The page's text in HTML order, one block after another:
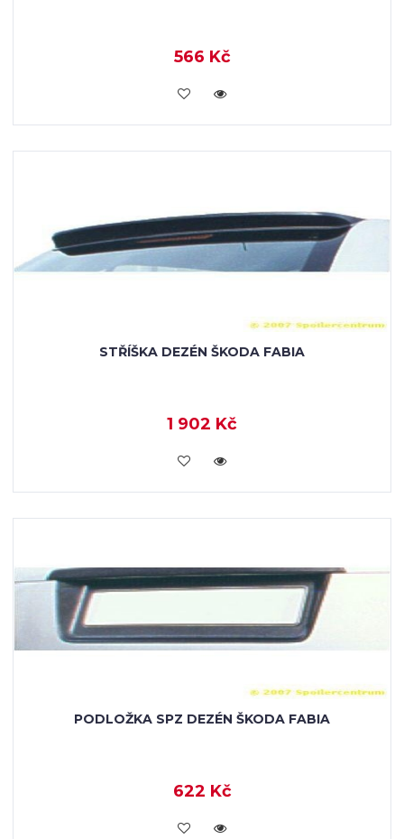
566 Kč
KOUPIT
STŘÍŠKA DEZÉN ŠKODA FABIA
1 902 Kč
KOUPIT
PODLOŽKA SPZ DEZÉN ŠKODA FABIA
622 Kč
KOUPIT